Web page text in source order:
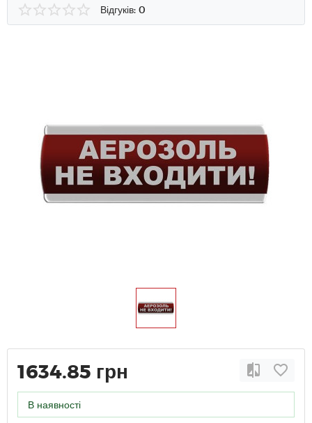
Відгуків: 0
1634.85 грн
В наявності